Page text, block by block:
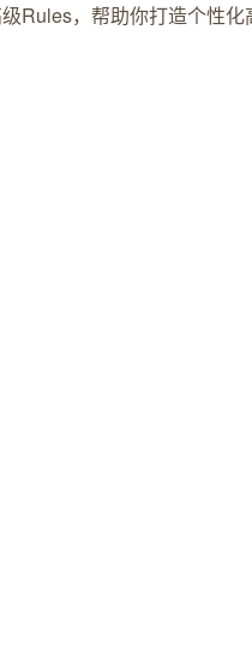
Rules，帮助你打造个性化